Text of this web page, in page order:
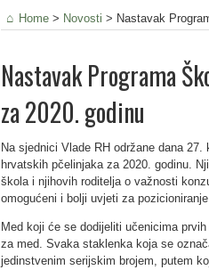
Home > Novosti > Nastavak
Nastavak Programa
za 2020. godinu
Na sjednici Vlade RH održane dana
hrvatskih pčelinjaka za 2020. godinu.
škola i njihovih roditelja o važnosti
omogućeni i bolji uvjeti za
Med koji će se dodijeliti učenicima
za med. Svaka staklenka koja se
jedinstvenim serijskim brojem, putem